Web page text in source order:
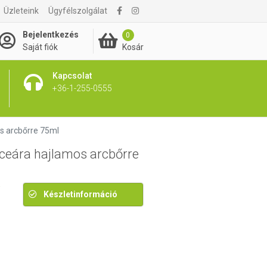
Üzleteink Ügyfélszolgálat
Bejelentkezés
Saját fiók
0
Kosár
Kapcsolat
+36-1-255-0555
4 390 Ft
arcbőrre 75ml
hajlamos arcbőrre
Készletinformáció